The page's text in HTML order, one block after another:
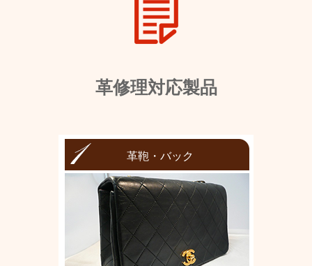
革修理対応製品
革鞄・バック